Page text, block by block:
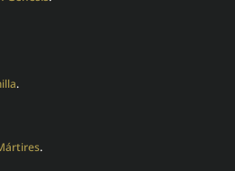
.
.